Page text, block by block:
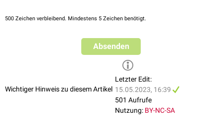
500 Zeichen verbleibend. Mindestens 5 Zeichen benötigt.
Absenden
Wichtiger Hinweis zu diesem Artikel
Letzter Edit:
15.05.2023, 16:39
501 Aufrufe
Nutzung: BY-NC-SA